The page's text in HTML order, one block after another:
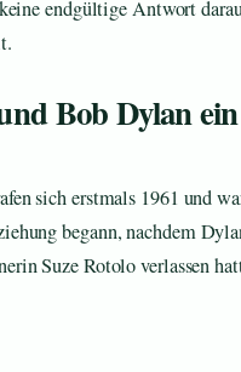
endgültige Antwort
Bob Dylan ein
sich erstmals 1961 und
begann, nachdem
Suze Rotolo verlassen